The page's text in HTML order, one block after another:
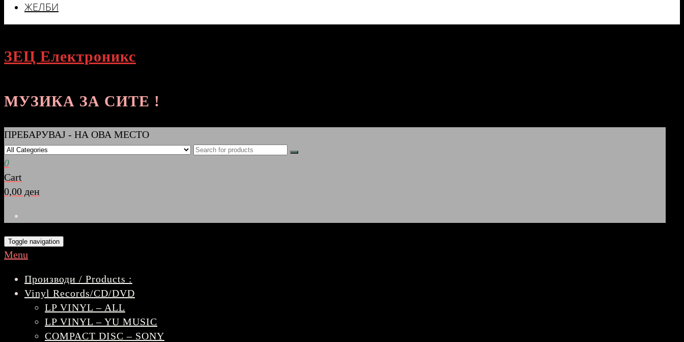
ЖЕЛБИ
ЗЕЦ Електроникс
МУЗИКА ЗА СИТЕ !
ПРЕБАРУВАЈ - НА ОВА МЕСТО
0
Cart
0,00 ден
Toggle navigation
Menu
Производи / Products :
Vinyl Records/CD/DVD
LP VINYL – ALL
LP VINYL – YU MUSIC
COMPACT DISC – SONY